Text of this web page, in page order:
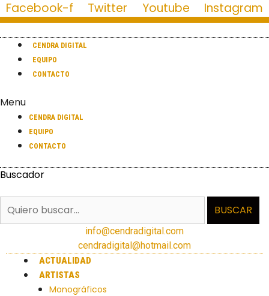
Facebook-f Twitter Youtube Instagram
CENDRA DIGITAL
EQUIPO
CONTACTO
Menu
CENDRA DIGITAL
EQUIPO
CONTACTO
Buscador
BUSCAR
info@cendradigital.com
cendradigital@hotmail.com
ACTUALIDAD
ARTISTAS
Monográficos